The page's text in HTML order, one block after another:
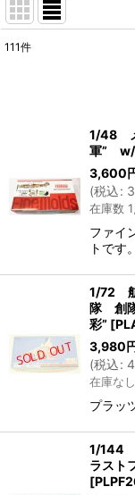
111件
1/48
軍” w/
3,600
(税込:
在庫数 1
ファイ
トです。
1/72
隊 創
彩” [
3,980
(税込:
在庫なし
プラッ
1/144
ラスト
[